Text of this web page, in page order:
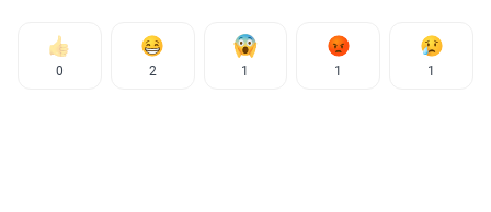
0 2 1 1 1